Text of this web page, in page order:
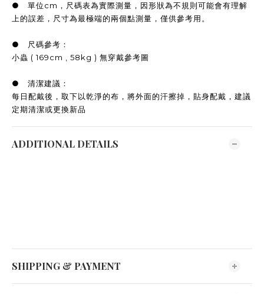
● 單位cm，尺碼表為實際測量，因形狀為不規則可能會有理解
上的誤差，尺寸為最極端的兩個點測量，僅供參考用。
● 尺碼參考：
小蟲 ( 169cm , 58kg ) 無穿戴參考圖
● 清潔建議：
每日配戴後，取下以乾淨的布，將外面的汗擦掉，貼身配戴，建議
定期清潔或更換新品
ADDITIONAL DETAILS
SHIPPING & PAYMENT